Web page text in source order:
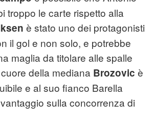
troppo le carte rispetto alla
è stato uno dei protagonisti
il gol e non solo, e potrebbe
maglia da titolare alle spalle
della mediana Brozovic è
e al suo fianco Barella
sulla concorrenza di